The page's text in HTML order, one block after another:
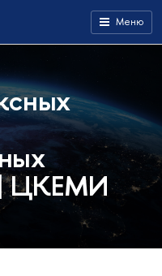
Меню
| ЦКЕМИ